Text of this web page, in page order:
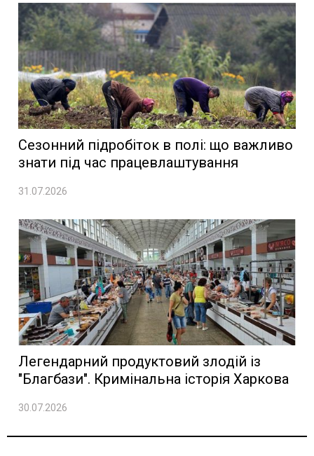
Сезонний підробіток в полі: що важливо
знати під час працевлаштування
31.07.2026
Легендарний продуктовий злодій із
"Благбази". Кримінальна історія Харкова
30.07.2026